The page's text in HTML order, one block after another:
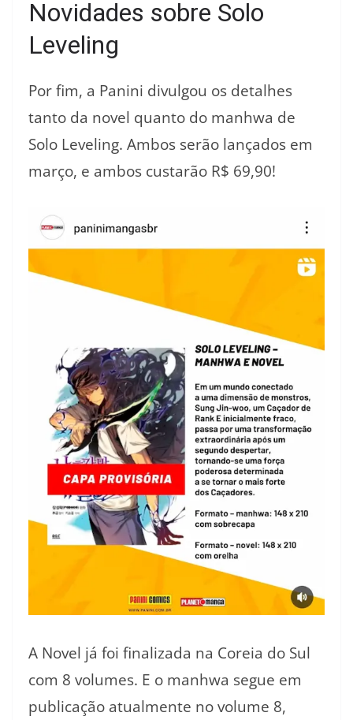
Novidades sobre Solo
Leveling
Por fim, a Panini divulgou os detalhes
tanto da novel quanto do manhwa de
Solo Leveling. Ambos serão lançados em
março, e ambos custarão R$ 69,90!
A Novel já foi finalizada na Coreia do Sul
com 8 volumes. E o manhwa segue em
publicação atualmente no volume 8,